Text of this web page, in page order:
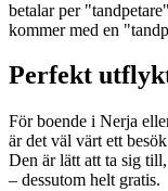
betalar per
kommer med en
Perfekt
För boende i Nerja
är det väl värt ett
Den är lätt att ta sig
– dessutom helt gratis.